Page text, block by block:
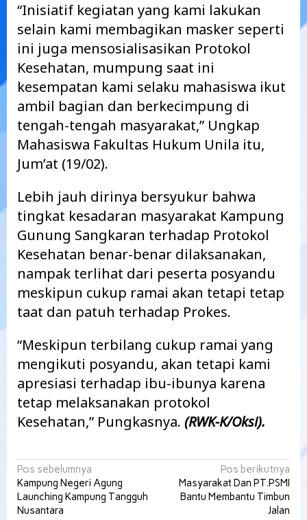
“Inisiatif kegiatan yang kami lakukan
selain kami membagikan masker seperti
ini juga mensosialisasikan Protokol
Kesehatan, mumpung saat ini
kesempatan kami selaku mahasiswa ikut
ambil bagian dan berkecimpung di
tengah-tengah masyarakat,” Ungkap
Mahasiswa Fakultas Hukum Unila itu,
Jum’at (19/02).
Lebih jauh dirinya bersyukur bahwa
tingkat kesadaran masyarakat Kampung
Gunung Sangkaran terhadap Protokol
Kesehatan benar-benar dilaksanakan,
nampak terlihat dari peserta posyandu
meskipun cukup ramai akan tetapi tetap
taat dan patuh terhadap Prokes.
“Meskipun terbilang cukup ramai yang
mengikuti posyandu, akan tetapi kami
apresiasi terhadap ibu-ibunya karena
tetap melaksanakan protokol
Kesehatan,” Pungkasnya. (RWK-K/Oksi).
Navigasi
pos
Pos sebelumnya
Kampung Negeri Agung
Launching Kampung Tangguh
Nusantara
Pos berikutnya
Masyarakat Dan PT.PSMI
Bantu Membantu Timbun
Jalan